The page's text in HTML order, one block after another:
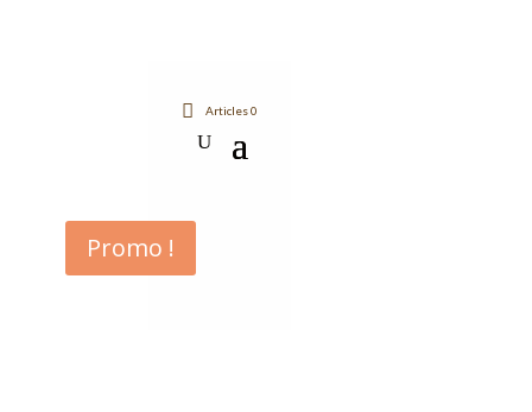
Articles 0
Promo !